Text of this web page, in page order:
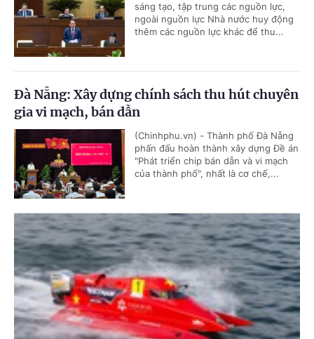
sáng tạo, tập trung các nguồn lực,
ngoài nguồn lực Nhà nước huy động
thêm các nguồn lực khác để thu...
Đà Nẵng: Xây dựng chính sách thu hút chuyên
gia vi mạch, bán dẫn
(Chinhphu.vn) - Thành phố Đà Nẵng
phấn đấu hoàn thành xây dựng Đề án
"Phát triển chip bán dẫn và vi mạch
của thành phố", nhất là cơ chế,...